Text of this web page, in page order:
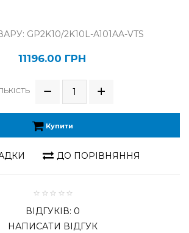
GP2K10/2K10L-A101AA-VTS
11196.00 ГРН
Купити
ДО ПОРІВНЯННЯ
ВІДГУКІВ: 0
НАПИСАТИ ВІДГУК